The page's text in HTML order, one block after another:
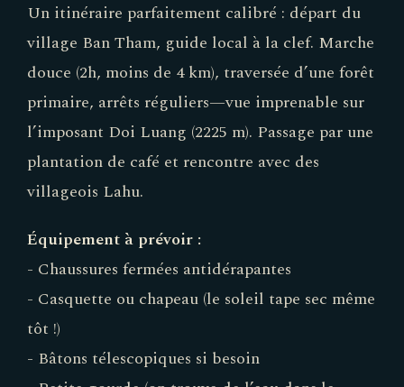
Un itinéraire parfaitement calibré : départ du
village Ban Tham, guide local à la clef. Marche
douce (2h, moins de 4 km), traversée d’une forêt
primaire, arrêts réguliers—vue imprenable sur
l’imposant Doi Luang (2225 m). Passage par une
plantation de café et rencontre avec des
villageois Lahu.
Équipement à prévoir :
- Chaussures fermées antidérapantes
- Casquette ou chapeau (le soleil tape sec même
tôt !)
- Bâtons télescopiques si besoin